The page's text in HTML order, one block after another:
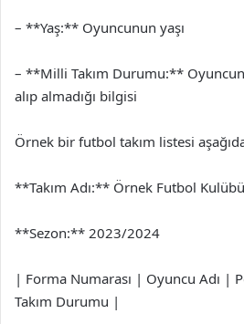
– **Yaş:** Oyuncunun yaşı
– **Milli Takım Durumu:**
alıp almadığı bilgisi
Örnek bir futbol takım listesi
**Takım Adı:** Örnek Futbol Kulübü
**Sezon:** 2023/2024
| Forma Numarası | Oyuncu Adı |
Takım Durumu |